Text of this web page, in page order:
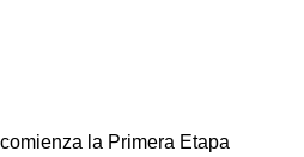
la Primera Etapa